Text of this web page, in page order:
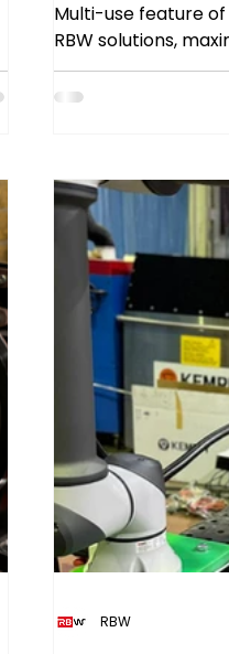
Multi-use feature of
RBW solutions,
RBW